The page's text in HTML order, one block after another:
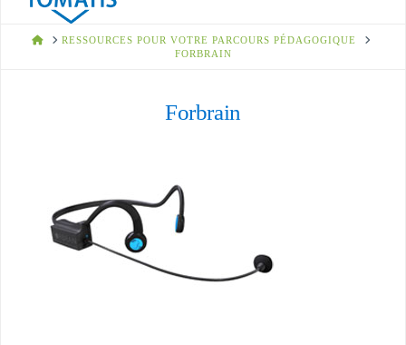
HOMERESSOURCES POUR VOTRE PARCOURS PÉDAGOGIQUE
FORBRAIN
Forbrain